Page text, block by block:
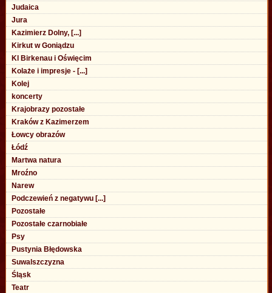
Judaica
Jura
Kazimierz Dolny, [...]
Kirkut w Goniądzu
Kl Birkenau i Oświęcim
Kolaże i impresje - [...]
Kolej
koncerty
Krajobrazy pozostałe
Kraków z Kazimerzem
Łowcy obrazów
Łódź
Martwa natura
Mroźno
Narew
Podczewień z negatywu [...]
Pozostałe
Pozostałe czarnobiałe
Psy
Pustynia Błędowska
Suwalszczyzna
Śląsk
Teatr